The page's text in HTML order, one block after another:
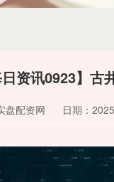
资讯0923】古
盘配资网 日期：